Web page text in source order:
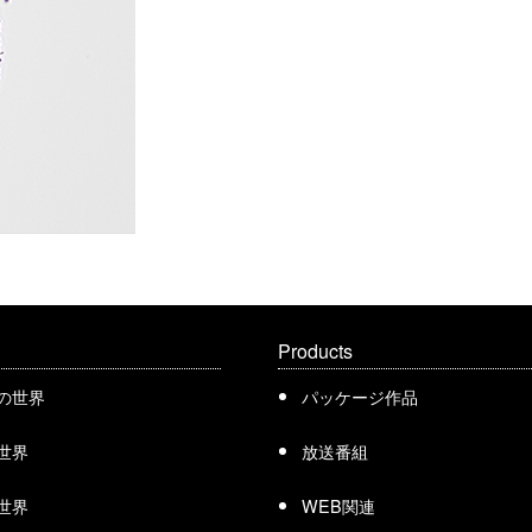
世界
界
界
Products
パッケージ作品
放送番組
WEB関連